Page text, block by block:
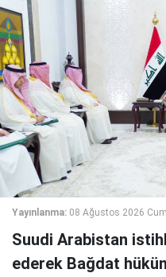
Yayınlanma: 08 Ağustos 2026
Suudi Arabistan
ederek Bağdat